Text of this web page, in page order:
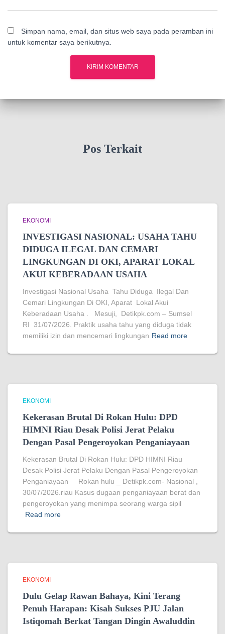
Simpan nama, email, dan situs web saya pada peramban ini
untuk komentar saya berikutnya.
Pos Terkait
EKONOMI
INVESTIGASI NASIONAL: USAHA TAHU
DIDUGA ILEGAL DAN CEMARI
LINGKUNGAN DI OKI, APARAT LOKAL
AKUI KEBERADAAN USAHA
Investigasi Nasional Usaha Tahu Diduga Ilegal Dan
Cemari Lingkungan Di OKI, Aparat Lokal Akui
Keberadaan Usaha . Mesuji, Detikpk.com – Sumsel
RI 31/07/2026. Praktik usaha tahu yang diduga tidak
memiliki izin dan mencemari lingkungan Read more
EKONOMI
Kekerasan Brutal Di Rokan Hulu: DPD
HIMNI Riau Desak Polisi Jerat Pelaku
Dengan Pasal Pengeroyokan Penganiayaan
Kekerasan Brutal Di Rokan Hulu: DPD HIMNI Riau
Desak Polisi Jerat Pelaku Dengan Pasal Pengeroyokan
Penganiayaan Rokan hulu _ Detikpk.com- Nasional ,
30/07/2026.riau Kasus dugaan penganiayaan berat dan
pengeroyokan yang menimpa seorang warga sipil
Read more
EKONOMI
Dulu Gelap Rawan Bahaya, Kini Terang
Penuh Harapan: Kisah Sukses PJU Jalan
Istiqomah Berkat Tangan Dingin Awaluddin